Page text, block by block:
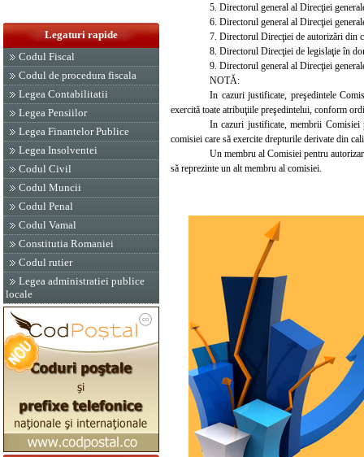
Legaturi rapide
Codul Fiscal
Codul de procedura fiscala
Legea Contabilitatii
Legea Pensiilor
Legea Finantelor Publice
Legea Insolventei
Codul Civil
Codul Muncii
Codul Penal
Codul Vamal
Constitutia Romaniei
Codul rutier
Legea administratiei publice
locale
5. Directorul general al Direcţiei
6. Directorul general al Direcţiei
7. Directorul Direcţiei de autorizări din
8. Directorul Direcţiei de legislaţie în
9. Directorul general al Direcţiei
NOTĂ:
In cazuri justificate, preşedintele
exercită toate atribuţiile preşedintelui, conform
In cazuri justificate, membrii Comisiei
comisiei care să exercite drepturile derivate din
Un membru al Comisiei pentru
să reprezinte un alt membru al comisiei.